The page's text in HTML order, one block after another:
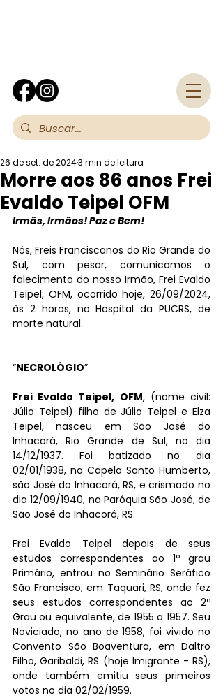
Morre aos 86 anos Frei
Evaldo Teipel OFM
26 de set. de 20243 min de leitura
Irmãs, Irmãos! Paz e Bem!
Nós, Freis Franciscanos do Rio Grande do
Sul, com pesar, comunicamos o
falecimento do nosso Irmão, Frei Evaldo
Teipel, OFM, ocorrido hoje, 26/09/2024,
às 2 horas, no Hospital da PUCRS, de
morte natural.
“NECROLÓGIO”
Frei Evaldo Teipel, OFM, (nome civil:
Júlio Teipel) filho de Júlio Teipel e Elza
Teipel, nasceu em São José do
Inhacorá, Rio Grande de Sul, no dia
14/12/1937. Foi batizado no dia
02/01/1938, na Capela Santo Humberto,
são José do Inhacorá, RS, e crismado no
dia 12/09/1940, na Paróquia São José, de
São José do Inhacorá, RS.
Frei Evaldo Teipel depois de seus
estudos correspondentes ao 1º grau
Primário, entrou no Seminário Seráfico
São Francisco, em Taquari, RS, onde fez
seus estudos correspondentes ao 2º
Grau ou equivalente, de 1955 a 1957. Seu
Noviciado, no ano de 1958, foi vivido no
Convento São Boaventura, em Daltro
Filho, Garibaldi, RS (hoje Imigrante - RS),
onde também emitiu seus primeiros
votos no dia 02/02/1959.